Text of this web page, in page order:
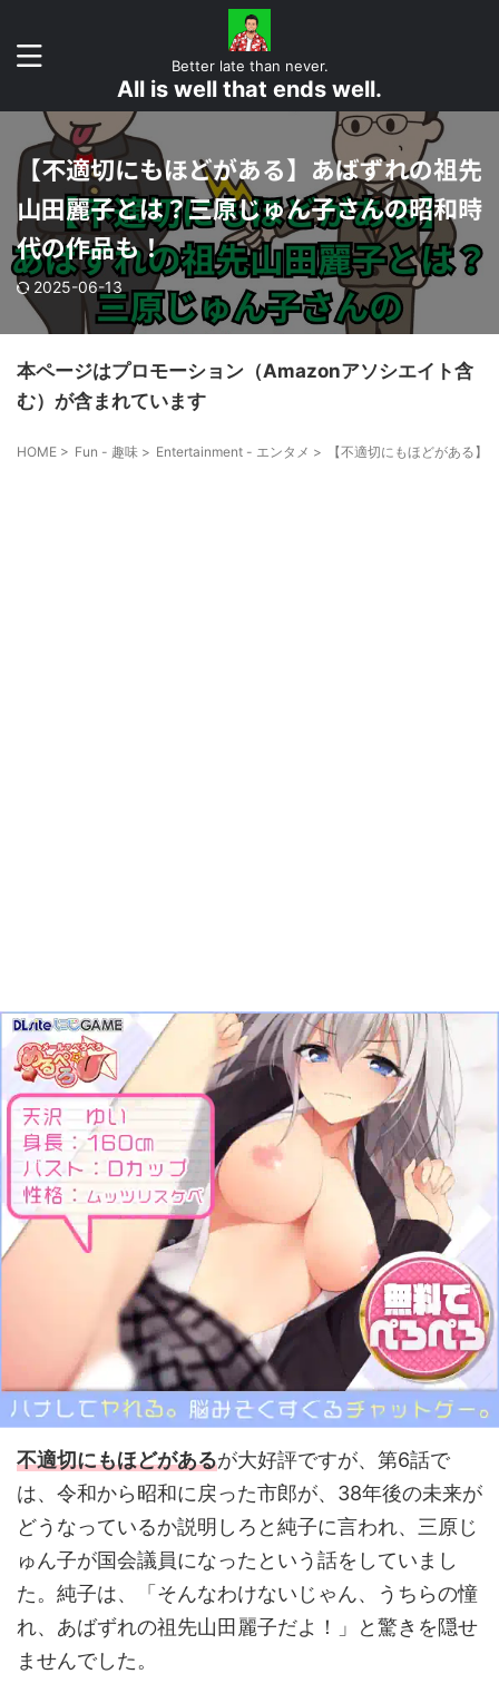
Better late than never.
All is well that ends well.
【不適切にもほどがある】あばずれの祖先
山田麗子とは？三原じゅん子さんの昭和時
代の作品も！
2025-06-13
本ページはプロモーション（Amazonアソシエイト含
む）が含まれています
HOME > Fun - 趣味 > Entertainment - エンタメ > 【不適切にもほどがある
不適切にもほどがあるが大好評ですが、第6話で
は、令和から昭和に戻った市郎が、38年後の未来が
どうなっているか説明しろと純子に言われ、三原じ
ゅん子が国会議員になったという話をしていまし
た。純子は、「そんなわけないじゃん、うちらの憧
れ、あばずれの祖先山田麗子だよ！」と驚きを隠せ
ませんでした。